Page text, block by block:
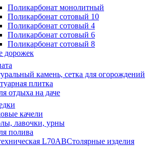
Поликарбонат монолитный
Поликарбонат сотовый 10
Поликарбонат сотовый 4
Поликарбонат сотовый 6
Поликарбонат сотовый 8
дорожек
камень, сетка для огорождений
плитка
отдыха на даче
качели
лавочки, урны
полива
Столярные изделия